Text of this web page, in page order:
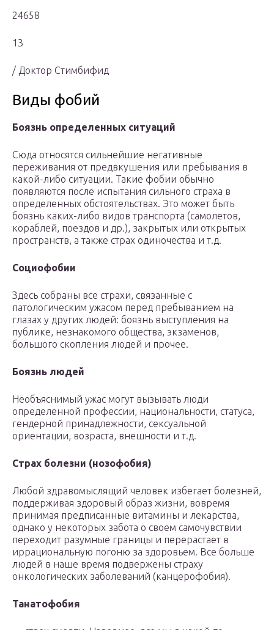
24658
13
/ Доктор Стимбифид
Виды фобий
Боязнь определенных ситуаций
Сюда относятся сильнейшие негативные
переживания от предвкушения или пребывания в
какой-либо ситуации. Такие фобии обычно
появляются после испытания сильного страха в
определенных обстоятельствах. Это может быть
боязнь каких-либо видов транспорта (самолетов,
кораблей, поездов и др.), закрытых или открытых
пространств, а также страх одиночества и т.д.
Социофобии
Здесь собраны все страхи, связанные с
патологическим ужасом перед пребыванием на
глазах у других людей: боязнь выступления на
публике, незнакомого общества, экзаменов,
большого скопления людей и прочее.
Боязнь людей
Необъяснимый ужас могут вызывать люди
определенной профессии, национальности, статуса,
гендерной принадлежности, сексуальной
ориентации, возраста, внешности и т.д.
Страх болезни (нозофобия)
Любой здравомыслящий человек избегает болезней,
поддерживая здоровый образ жизни, вовремя
принимая предписанные витамины и лекарства,
однако у некоторых забота о своем самочувствии
переходит разумные границы и перерастает в
иррациональную погоню за здоровьем. Все больше
людей в наше время подвержены страху
онкологических заболеваний (канцерофобия).
Танатофобия